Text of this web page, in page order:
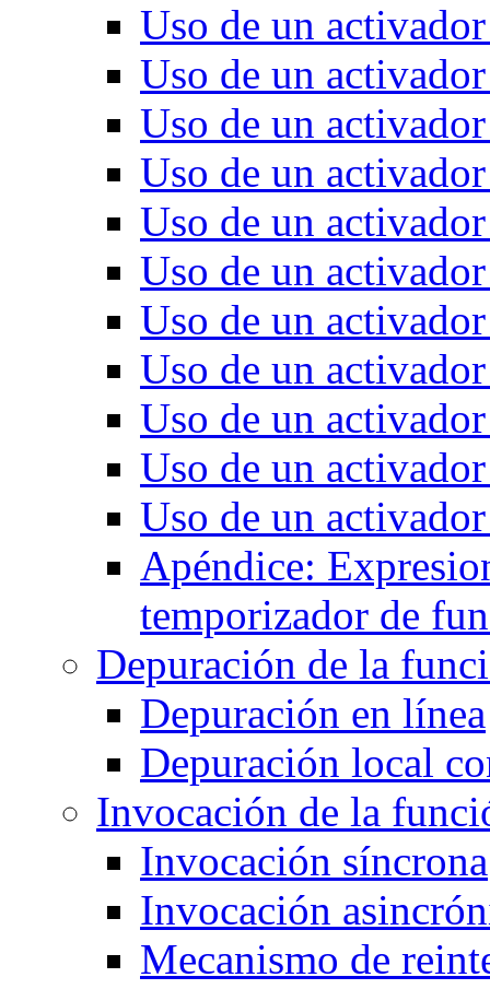
Uso de un
Uso de un
Uso de un
Uso de un
Uso de un
Uso de un
Uso de un
Uso de un
Uso de un
Uso de un
Uso de un
Apéndice:
temporizador de
Depuración de la
Depuración en línea
Depuración local
Invocación de la
Invocación síncrona
Invocación
Mecanismo de